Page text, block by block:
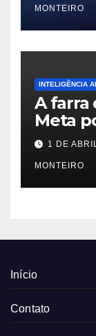
MONTEIRO
INTELIGÊNCIA
A farra
Meta
do Sul
1 DE
MONTEIRO
Início
Contato